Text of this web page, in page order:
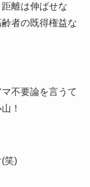
離は伸ばせな
者の既得権益な
不要論を言うて
！
笑)